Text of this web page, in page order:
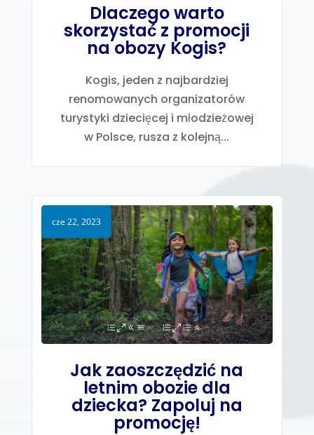
Dlaczego warto
skorzystać z promocji
na obozy Kogis?
Kogis, jeden z najbardziej
renomowanych organizatorów
turystyki dziecięcej i młodzieżowej
w Polsce, rusza z kolejną...
cze 22, 2023
Jak zaoszczędzić na
letnim obozie dla
dziecka? Zapoluj na
promocję!